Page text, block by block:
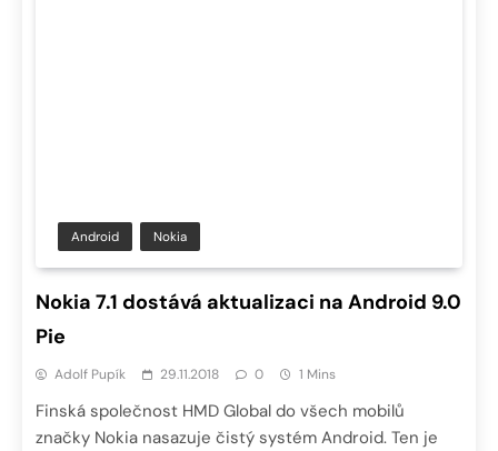
Android Nokia
Nokia 7.1 dostává aktualizaci na Android 9.0
Pie
Adolf Pupík 29.11.2018 0 1 Mins
Finská společnost HMD Global do všech mobilů
značky Nokia nasazuje čistý systém Android. Ten je